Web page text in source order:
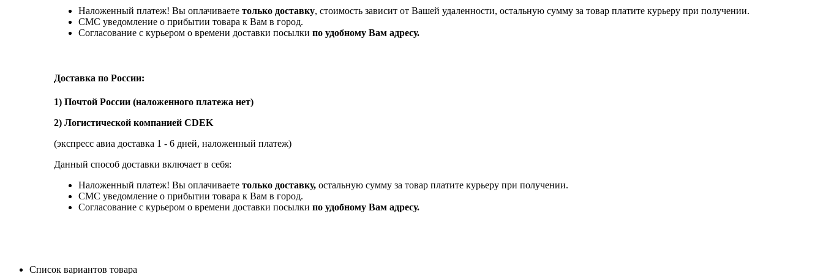
Наложенный платеж! Вы оплачиваете только доставку, стоимость зависит от Вашей удаленности, остальную сумму за товар платите курьеру при получении.
СМС уведомление о прибытии товара к Вам в город.
Согласование с курьером о времени доставки посылки по удобному Вам адресу.
Доставка по России:
1) Почтой России (наложенного платежа нет)
2) Логистической компанией CDEK
(экспресс авиа доставка 1 - 6 дней, наложенный платеж)
Данный способ доставки включает в себя:
Наложенный платеж! Вы оплачиваете только доставку, остальную сумму за товар платите курьеру при получении.
СМС уведомление о прибытии товара к Вам в город.
Согласование с курьером о времени доставки посылки по удобному Вам адресу.
Список вариантов товара